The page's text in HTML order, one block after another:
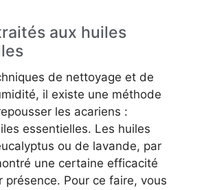
aux huiles
de nettoyage et de
il existe une méthode
les acariens :
essentielles. Les huiles
ou de lavande, par
une certaine efficacité
présence. Pour ce faire, vous